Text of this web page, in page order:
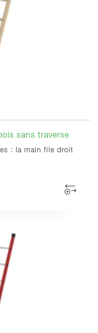
sans traverse
: la main file droit